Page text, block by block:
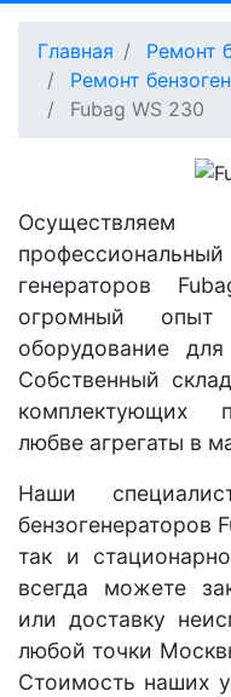
Главная
Ремонт
Ремонт
Fubag WS 230
генераторов
огромный опыт
оборудование
Собственный
комплектующих
любве агрегаты в
Наши
бензогенераторов
так и
всегда можете
или доставку
любой точки
Стоимость наших